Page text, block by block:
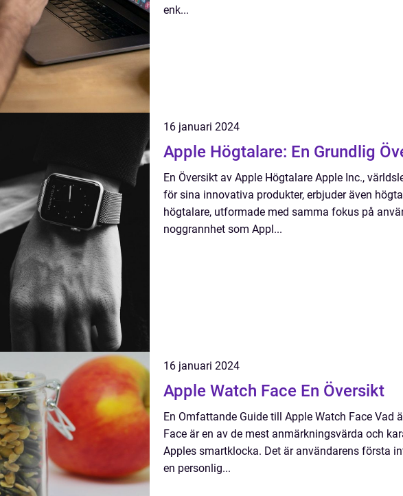
enk...
16 januari 2024
Apple Högtalare: En Grundlig
En Översikt av Apple Högtalare Apple Inc.,
för sina innovativa produkter, erbjuder även
högtalare, utformade med samma fokus på
noggrannhet som Appl...
16 januari 2024
Apple Watch Face En Översikt
En Omfattande Guide till Apple Watch Face Vad
Face är en av de mest anmärkningsvärda och
Apples smartklocka. Det är användarens första
en personlig...